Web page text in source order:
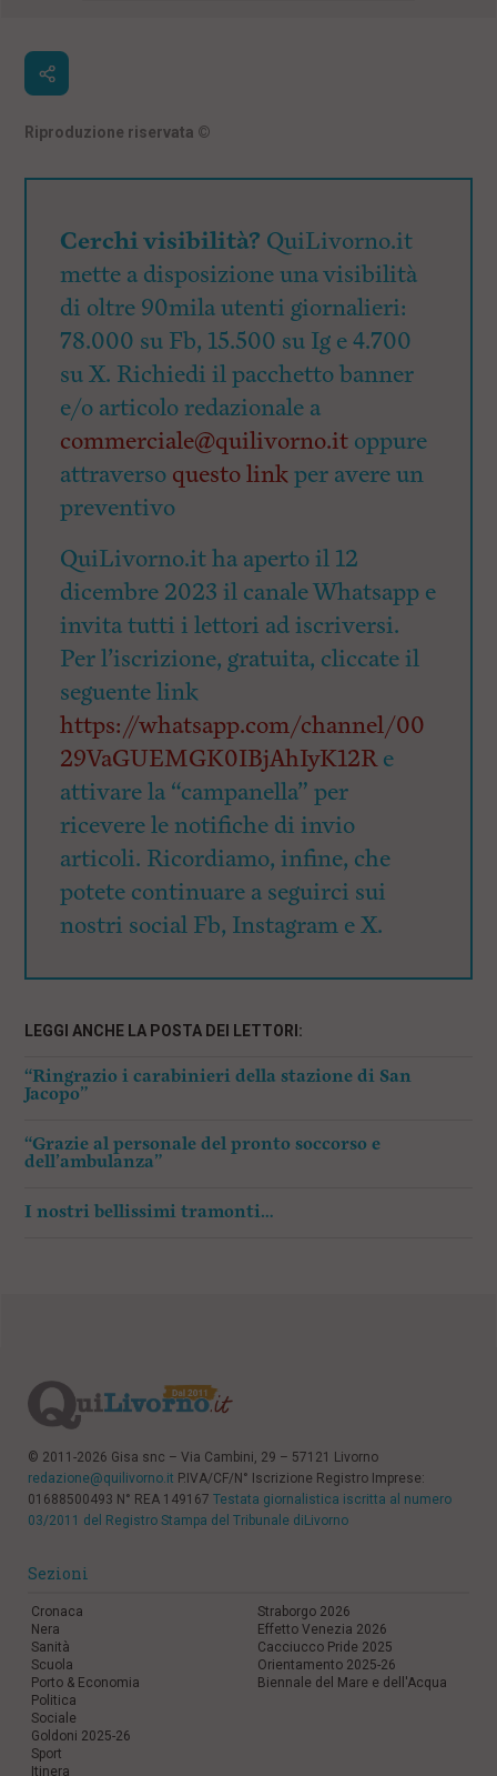
Riproduzione riservata ©
Cerchi visibilità? QuiLivorno.it
mette a disposizione una visibilità
di oltre 90mila utenti giornalieri:
78.000 su Fb, 15.500 su Ig e 4.700
su X. Richiedi il pacchetto banner
e/o articolo redazionale a
commerciale@quilivorno.it oppure
attraverso questo linkper avere un
preventivo
QuiLivorno.it ha aperto il 12
dicembre 2023 il canale Whatsapp e
invita tutti i lettori ad iscriversi.
Per l’iscrizione, gratuita, cliccate il
seguente link
https://whatsapp.com/channel/00
29VaGUEMGK0IBjAhIyK12Re
attivare la “campanella” per
ricevere le notifiche di invio
articoli. Ricordiamo, infine, che
potete continuare a seguirci sui
nostri social Fb, Instagram e X.
LEGGI ANCHE LA POSTA DEI LETTORI:
“Ringrazio i carabinieri della stazione di San
Jacopo”
“Grazie al personale del pronto soccorso e
dell’ambulanza”
I nostri bellissimi tramonti…
© 2011-2026 Gisa snc – Via Cambini, 29 – 57121 Livorno
redazione@quilivorno.it P.IVA/CF/N° Iscrizione Registro Imprese:
01688500493 N° REA 149167 Testata giornalistica iscritta al numero
03/2011 del Registro Stampa del Tribunale diLivorno
Sezioni
Cronaca
Nera
Sanità
Scuola
Porto & Economia
Politica
Sociale
Goldoni 2025-26
Sport
Itinera
Straborgo 2026
Effetto Venezia 2026
Cacciucco Pride 2025
Orientamento 2025-26
Biennale del Mare e dell'Acqua